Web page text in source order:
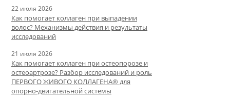
22 июля 2026
Как помогает коллаген при выпадении
волос? Механизмы действия и результаты
исследований
21 июля 2026
Как помогает коллаген при остеопорозе и
остеоартрозе? Разбор исследований и роль
ПЕРВОГО ЖИВОГО КОЛЛАГЕНА® для
опорно-двигательной системы